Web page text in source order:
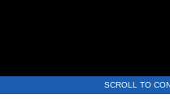
SCROLL TO